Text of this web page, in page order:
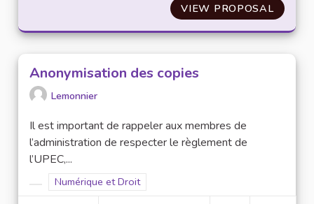
VIEW PROPOSAL
Anonymisation des copies
Lemonnier
Il est important de rappeler aux membres de
l’administration de respecter le règlement de
l’UPEC,...
Filter results for category:
Filter results for scope: Numérique et Droit
Numérique et Droit